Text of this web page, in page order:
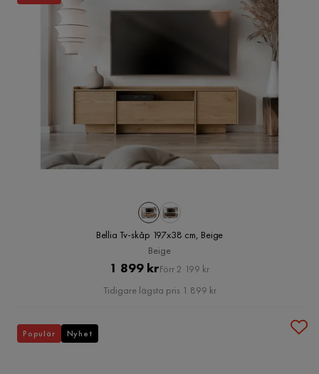
Bellia Tv-skåp 197x38 cm, Beige
Beige
Pris
1 899 krOriginal
Pris
Förr 2 199 kr
Tidigare lägsta pris 1 899 kr
Populär Nyhet